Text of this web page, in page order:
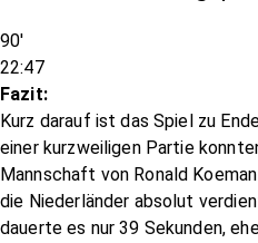
90'
22:47
Fazit:
Kurz darauf ist das Spiel zu
einer kurzweiligen Partie
Mannschaft von Ronald
die Niederländer absolut
dauerte es nur 39 Sekunden,